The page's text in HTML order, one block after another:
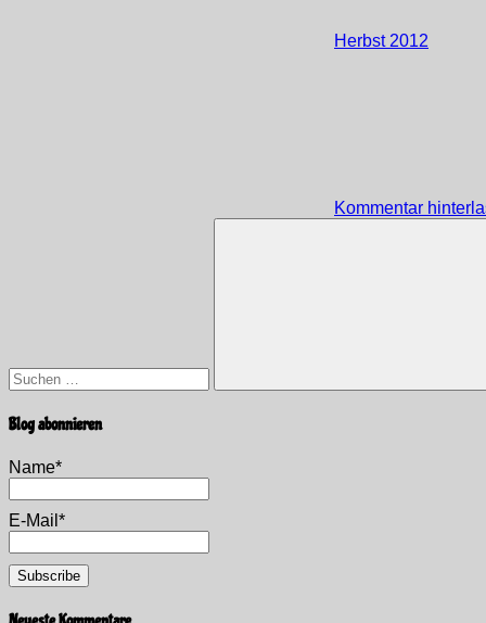
Herbst 2012
Kommentar
Suchen
Blog abonnieren
Name*
E-Mail*